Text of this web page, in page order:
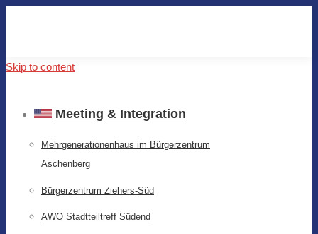
Skip to content
Meeting & Integration
Mehrgenerationenhaus im Bürgerzentrum
Aschenberg
Bürgerzentrum Ziehers-Süd
AWO Stadtteiltreff Südend